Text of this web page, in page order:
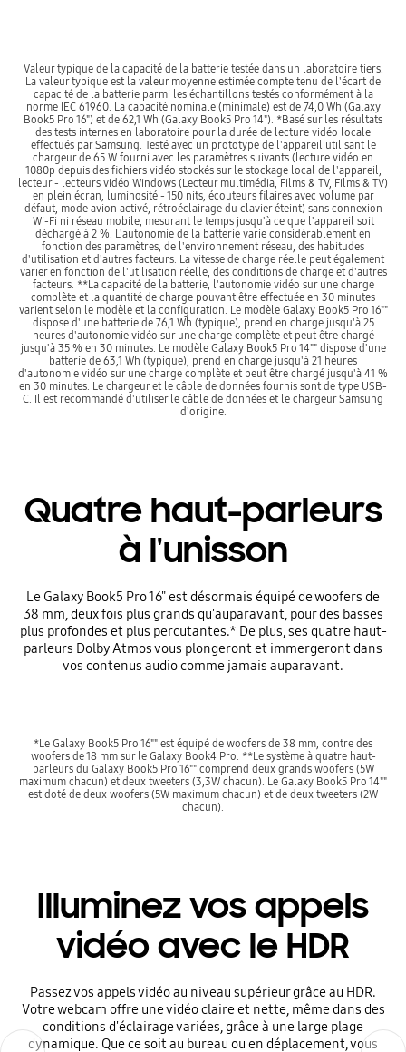
Valeur typique de la capacité de la batterie testée dans un laboratoire tiers.
La valeur typique est la valeur moyenne estimée compte tenu de l'écart de
capacité de la batterie parmi les échantillons testés conformément à la
norme IEC 61960. La capacité nominale (minimale) est de 74,0 Wh (Galaxy
Book5 Pro 16") et de 62,1 Wh (Galaxy Book5 Pro 14"). *Basé sur les résultats
des tests internes en laboratoire pour la durée de lecture vidéo locale
effectués par Samsung. Testé avec un prototype de l'appareil utilisant le
chargeur de 65 W fourni avec les paramètres suivants (lecture vidéo en
1080p depuis des fichiers vidéo stockés sur le stockage local de l'appareil,
lecteur - lecteurs vidéo Windows (Lecteur multimédia, Films & TV, Films & TV)
en plein écran, luminosité - 150 nits, écouteurs filaires avec volume par
défaut, mode avion activé, rétroéclairage du clavier éteint) sans connexion
Wi-Fi ni réseau mobile, mesurant le temps jusqu'à ce que l'appareil soit
déchargé à 2 %. L'autonomie de la batterie varie considérablement en
fonction des paramètres, de l'environnement réseau, des habitudes
d'utilisation et d'autres facteurs. La vitesse de charge réelle peut également
varier en fonction de l'utilisation réelle, des conditions de charge et d'autres
facteurs. **La capacité de la batterie, l'autonomie vidéo sur une charge
complète et la quantité de charge pouvant être effectuée en 30 minutes
varient selon le modèle et la configuration. Le modèle Galaxy Book5 Pro 16""
dispose d'une batterie de 76,1 Wh (typique), prend en charge jusqu'à 25
heures d'autonomie vidéo sur une charge complète et peut être chargé
jusqu'à 35 % en 30 minutes. Le modèle Galaxy Book5 Pro 14"" dispose d'une
batterie de 63,1 Wh (typique), prend en charge jusqu'à 21 heures
d'autonomie vidéo sur une charge complète et peut être chargé jusqu'à 41 %
en 30 minutes. Le chargeur et le câble de données fournis sont de type USB-
C. Il est recommandé d'utiliser le câble de données et le chargeur Samsung
d'origine.
Quatre haut-parleurs
à l'unisson
Le Galaxy Book5 Pro 16" est désormais équipé de woofers de
38 mm, deux fois plus grands qu'auparavant, pour des basses
plus profondes et plus percutantes.* De plus, ses quatre haut-
parleurs Dolby Atmos vous plongeront et immergeront dans
vos contenus audio comme jamais auparavant.
*Le Galaxy Book5 Pro 16"" est équipé de woofers de 38 mm, contre des
woofers de 18 mm sur le Galaxy Book4 Pro. **Le système à quatre haut-
parleurs du Galaxy Book5 Pro 16"" comprend deux grands woofers (5W
maximum chacun) et deux tweeters (3,3W chacun). Le Galaxy Book5 Pro 14""
est doté de deux woofers (5W maximum chacun) et de deux tweeters (2W
chacun).
Illuminez vos appels
vidéo avec le HDR
Passez vos appels vidéo au niveau supérieur grâce au HDR.
Votre webcam offre une vidéo claire et nette, même dans des
conditions d'éclairage variées, grâce à une large plage
dynamique. Que ce soit au bureau ou en déplacement, vous